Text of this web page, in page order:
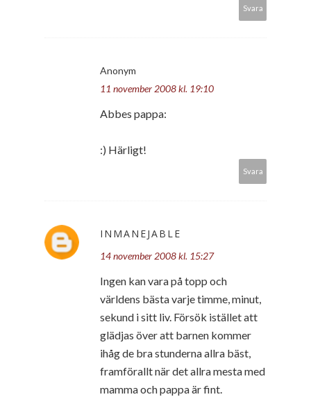
Svara
Anonym
11 november 2008 kl. 19:10
Abbes pappa:
:) Härligt!
Svara
INMANEJABLE
14 november 2008 kl. 15:27
Ingen kan vara på topp och
världens bästa varje timme, minut,
sekund i sitt liv. Försök istället att
glädjas över att barnen kommer
ihåg de bra stunderna allra bäst,
framförallt när det allra mesta med
mamma och pappa är fint.